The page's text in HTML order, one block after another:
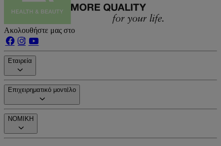
Ακολουθήστε μας στο
Εταιρεία
Επιχειρηματικό μοντέλο
ΝΟΜΙΚΗ